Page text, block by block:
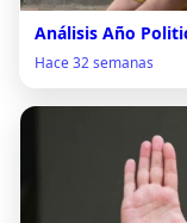
Análisis Año
Hace 32 semanas